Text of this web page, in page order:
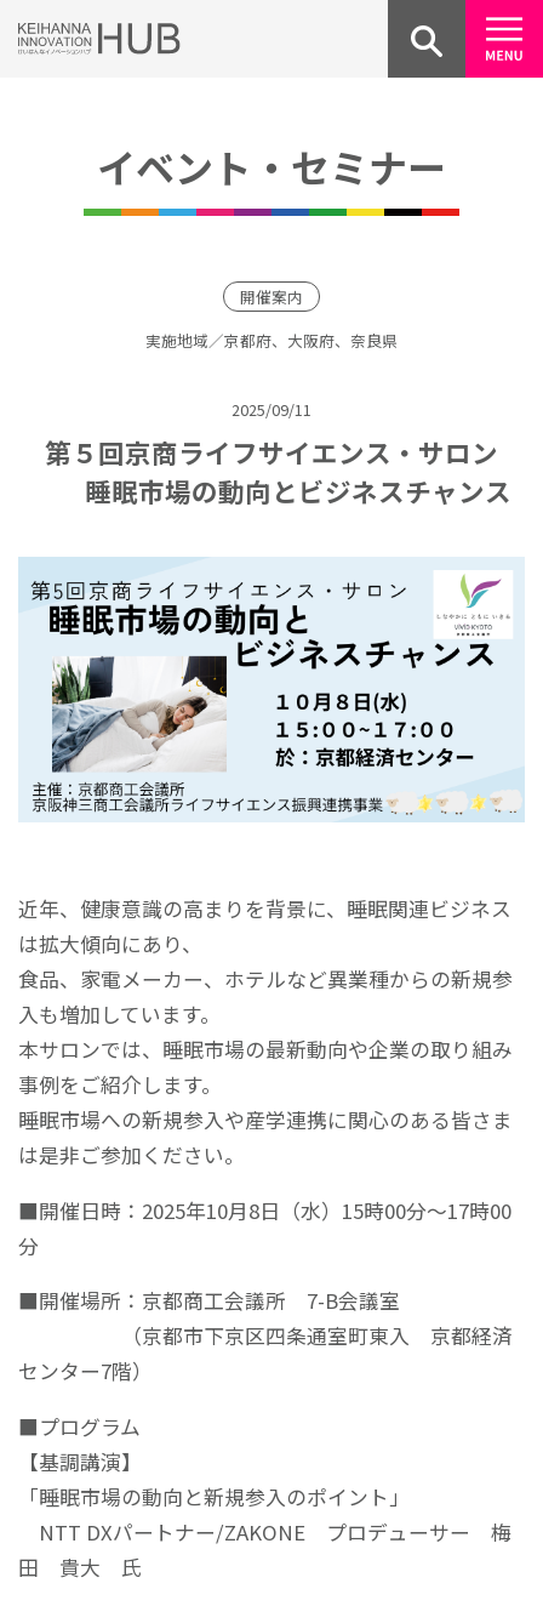
Skip
to
イベント・セミナー
開催案内
実施地域／京都府、大阪府、奈良県
2025/09/11
第５回京商ライフサイエンス・サロン
睡眠市場の動向とビジネスチャンス
近年、健康意識の高まりを背景に、睡眠関連ビジネス
は拡大傾向にあり、
食品、家電メーカー、ホテルなど異業種からの新規参
入も増加しています。
本サロンでは、睡眠市場の最新動向や企業の取り組み
事例をご紹介します。
睡眠市場への新規参入や産学連携に関心のある皆さま
は是非ご参加ください。
■開催日時：2025年10月8日（水）15時00分～17時00
分
■開催場所：京都商工会議所 7-B会議室
（京都市下京区四条通室町東入 京都経済
センター7階）
■プログラム
【基調講演】
「睡眠市場の動向と新規参入のポイント」
NTT DXパートナー/ZAKONE プロデューサー 梅
田 貴大 氏